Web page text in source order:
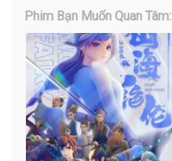
Phim Bạn Muốn Quan Tâm: